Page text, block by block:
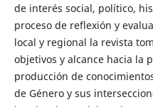
de interés social, político,
proceso de reflexión y
local y regional la revista
objetivos y alcance hacia la
producción de
de Género y sus